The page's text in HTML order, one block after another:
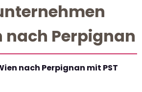
nach Perpignan
nach Perpignan mit PST